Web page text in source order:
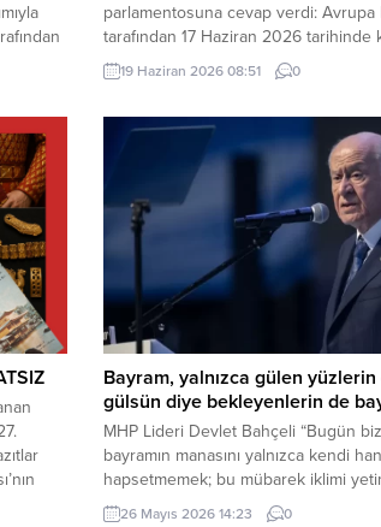
parkta
parlamentosuna cevap verdi: Avrupa
tarafından 17 Haziran 2026 tarihinde
Türkiye Raporu, teknik bir ilerleme
ziyade, Türkiye-AB ilişkilerinin gerilimli
alan bir siyasi pozisyon belgesi
içeriği, Türkiye’nin iç siyasi
19 Haziran 2026 08:51 0
Bayram, yalnızca gülen
gülsün diye bekleyenlerin de
MHP Lideri Devlet Bahçeli “Bugün
bayramın manasını yalnızca kendi
hapsetmemek; bu mübarek iklimi
ele, yoksulun sofrasına uzanan
26 Mayıs 2026 14:23 0